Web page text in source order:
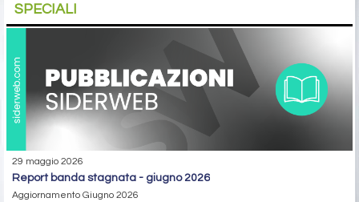
SPECIALI
29 maggio 2026
report banda stagnata - giugno 2026
Aggiornamento Giugno 2026